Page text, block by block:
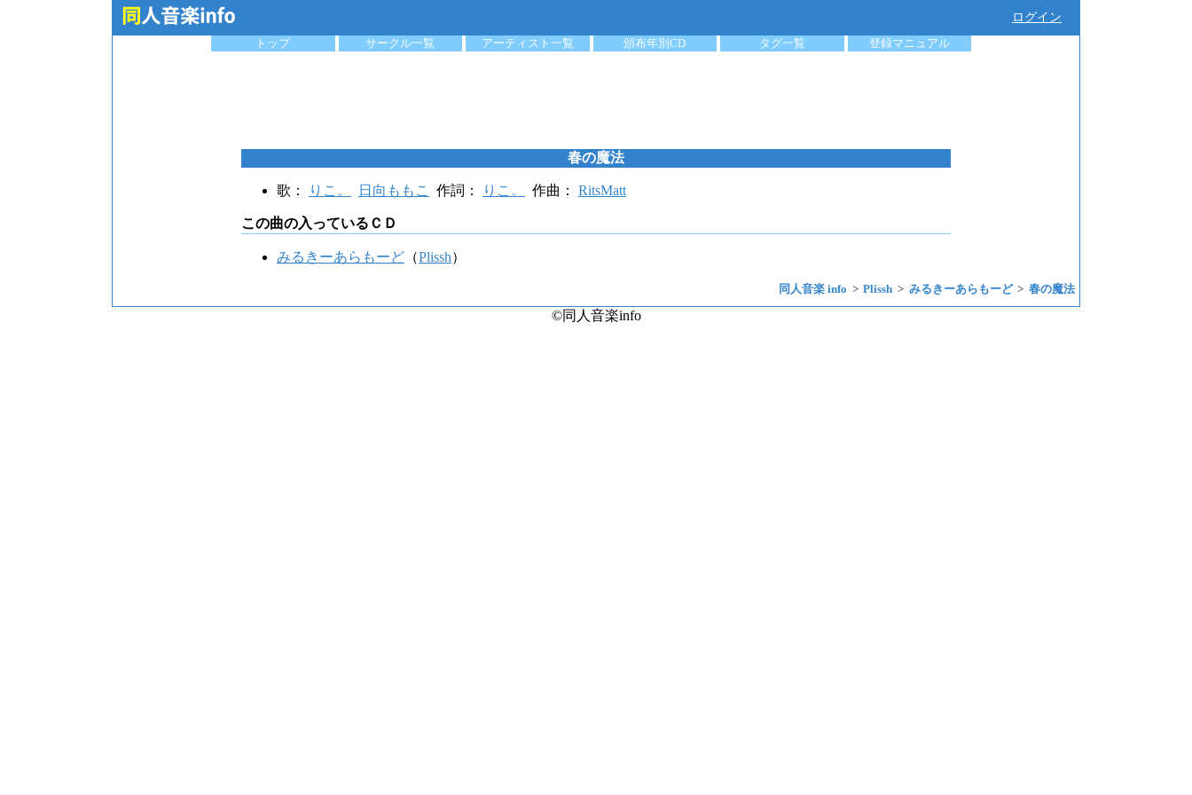
ログイン
トップ
サークル一覧 アーティスト一覧 頒布年別CD タグ一覧 登録マニュアル
春の魔法
歌： りこ。 日向ももこ 作詞： りこ。 作曲： RitsMatt
この曲の入っているＣＤ
みるきーあらもーど （Plissh）
同人音楽 info Plissh みるきーあらもーど 春の魔法
©同人音楽info